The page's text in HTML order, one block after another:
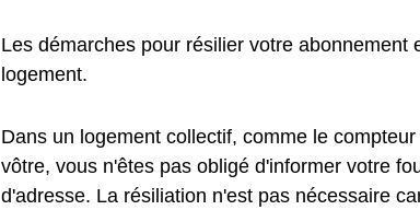
Les démarches pour résilier votre abonnement
logement.
Dans un logement collectif, comme le
vôtre, vous n'êtes pas obligé d'informer votre
d'adresse. La résiliation n'est pas nécessaire